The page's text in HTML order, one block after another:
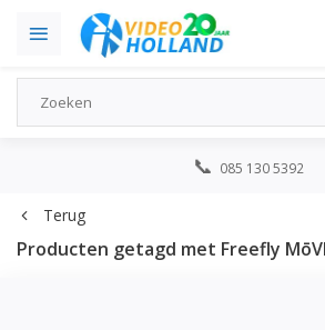
085 130 5392
Terug
Producten getagd met Freefly